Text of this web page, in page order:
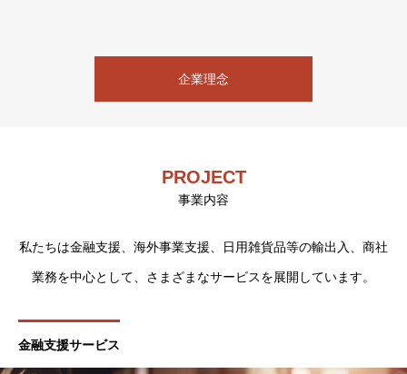
企業理念
PROJECT
事業内容
私たちは金融支援、海外事業支援、日用雑貨品等の輸出入、商社
業務を中心として、さまざまなサービスを展開しています。
金融支援サービス